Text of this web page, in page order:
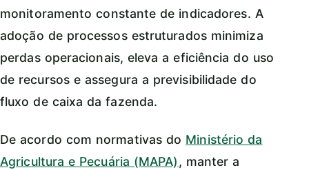
monitoramento constante de indicadores. A
adoção de processos estruturados minimiza
perdas operacionais, eleva a eficiência do uso
de recursos e assegura a previsibilidade do
fluxo de caixa da fazenda.
De acordo com normativas do Ministério da
Agricultura e Pecuária (MAPA), manter a